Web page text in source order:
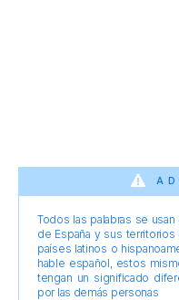
Todos las palabras se
de España y sus
países latinos o
hable español, estos
tengan un significado
por las demás personas